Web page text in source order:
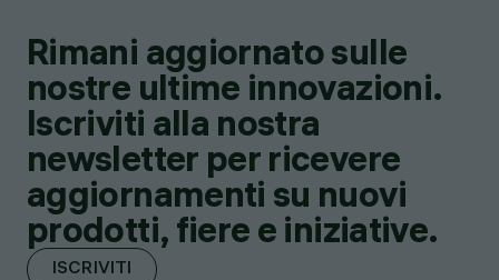
Rimani aggiornato sulle
nostre ultime innovazioni.
Iscriviti alla nostra
newsletter per ricevere
aggiornamenti su nuovi
prodotti, fiere e iniziative.
ISCRIVITI